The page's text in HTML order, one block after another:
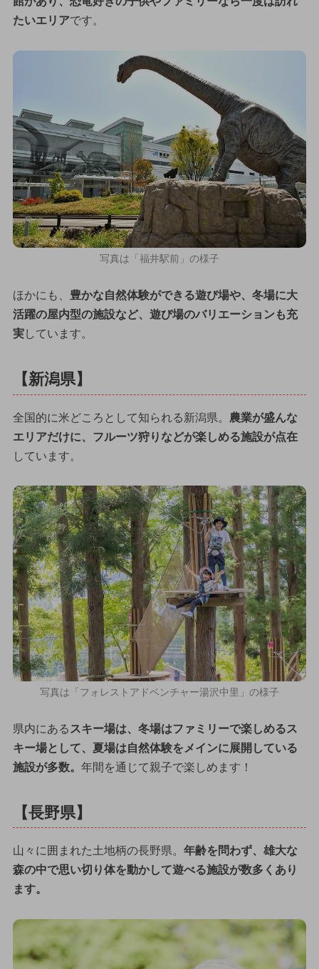
たいエリアです。
写真は「福井駅前」の様子
ほかにも、 豊かな自然体験ができる遊び場や、冬場に大
活躍の屋内型の施設など、遊び場のバリエーションも充
実しています。
【新潟県】
全国的に米どころとして知られる新潟県。 農業が盛んな
エリアだけに、フルーツ狩りなどが楽しめる施設が点在
しています。
写真は「フォレストアドベンチャー湯沢中里」の様子
県内にある スキー場は、冬場はファミリーで楽しめるス
キー場として、夏場は自然体験をメインに展開している
施設が多数。 年間を通じて親子で楽しめます！
【長野県】
山々に囲まれた土地柄の長野県。 年齢を問わず、雄大な
森の中で思い切り体を動かして遊べる施設が数多くあり
ます。